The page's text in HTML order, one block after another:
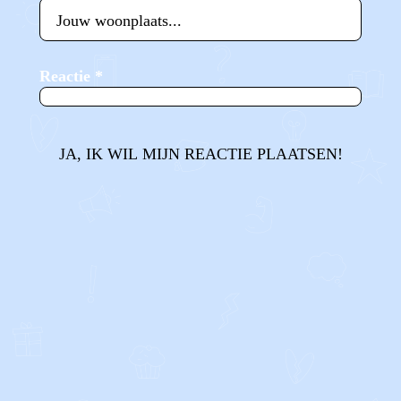
Reactie *
JA, IK WIL MIJN REACTIE PLAATSEN!